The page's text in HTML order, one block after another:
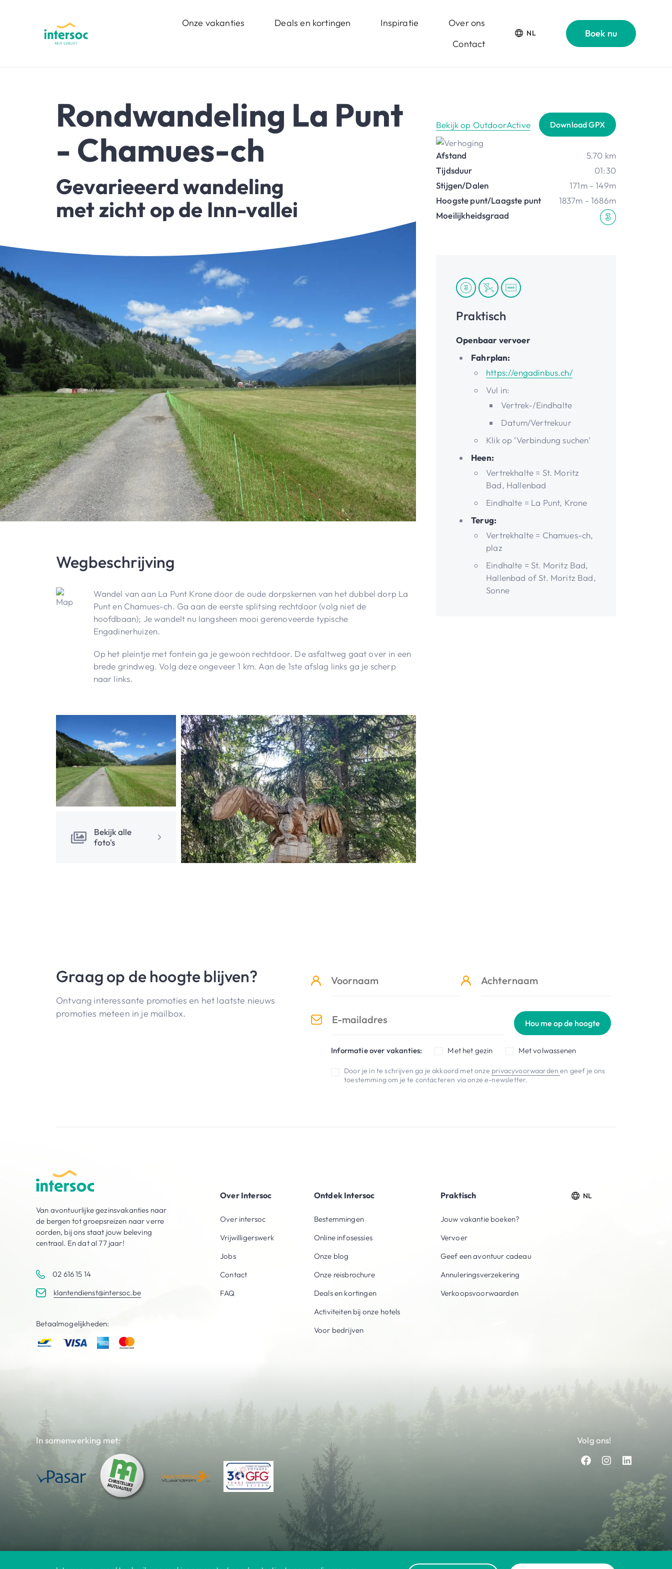
Onze vakanties Deals en kortingen Inspiratie
Over ons
Contact
NL Boek nu
Rondwandeling La Punt
- Chamues-ch
Gevarieeerd wandeling
met zicht op de Inn-vallei
Wegbeschrijving
Wandel van aan La Punt Krone door de oude dorpskernen van het dubbel dorp La
Punt en Chamues-ch. Ga aan de eerste splitsing rechtdoor (volg niet de
hoofdbaan); Je wandelt nu langsheen mooi gerenoveerde typische
Engadinerhuizen.
Op het pleintje met fontein ga je gewoon rechtdoor. De asfaltweg gaat over in een
brede grindweg. Volg deze ongeveer 1 km. Aan de 1ste afslag links ga je scherp
naar links.
Bekijk alle
foto's
Bekijk op OutdoorActive Download GPX
Afstand
5.70 km
Tijdsduur
01:30
Stijgen/Dalen
171m - 149m
Hoogste punt/Laagste punt
1837m - 1686m
Moeilijkheidsgraad
Praktisch
Openbaar vervoer
Fahrplan:
https://engadinbus.ch/
Vul in:
Vertrek-/Eindhalte
Datum/Vertrekuur
Klik op ‘Verbindung suchen’
Heen:
Vertrekhalte = St. Moritz
Bad, Hallenbad
Eindhalte = La Punt, Krone
Terug:
Vertrekhalte = Chamues-ch,
plaz
Eindhalte = St. Moritz Bad,
Hallenbad of St. Moritz Bad,
Sonne
Graag op de hoogte blijven?
Ontvang interessante promoties en het laatste nieuws
promoties meteen in je mailbox.
Hou me op de hoogte
Informatie over vakanties: Met het gezin Met volwassenen
Door je in te schrijven ga je akkoord met onze privacyvoorwaardenen geef je ons
toestemming om je te contacteren via onze e-newsletter.
Van avontuurlijke gezinsvakanties naar
de bergen tot groepsreizen naar verre
oorden, bij ons staat jouw beleving
centraal. En dat al 77 jaar!
02 616 15 14
klantendienst@intersoc.be
Betaalmogelijkheden:
Over Intersoc
Over intersoc
Vrijwilligerswerk
Jobs
Contact
FAQ
Ontdek Intersoc
Bestemmingen
Online infosessies
Onze blog
Onze reisbrochure
Deals en kortingen
Activiteiten bij onze hotels
Voor bedrijven
Praktisch
Jouw vakantie boeken?
Vervoer
Geef een avontuur cadeau
Annuleringsverzekering
Verkoopsvoorwaarden
NL
In samenwerking met: Volg ons!